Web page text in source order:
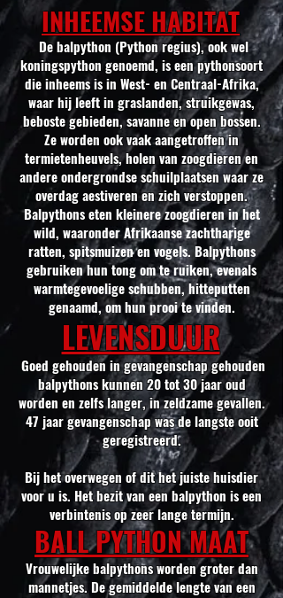
INHEEMSE HABITAT
De balpython (Python regius), ook wel
koningspython genoemd, is een pythonsoort
die inheems is in West- en Centraal-Afrika,
waar hij leeft in graslanden, struikgewas,
beboste gebieden, savanne en open bossen.
Ze worden ook vaak aangetroffen in
termietenheuvels, holen van zoogdieren en
andere ondergrondse schuilplaatsen waar ze
overdag aestiveren en zich verstoppen.
Balpythons eten kleinere zoogdieren in het
wild, waaronder Afrikaanse zachtharige
ratten, spitsmuizen en vogels. Balpythons
gebruiken hun tong om te ruiken, evenals
warmtegevoelige schubben, hitteputten
genaamd, om hun prooi te vinden.
LEVENSDUUR
Goed gehouden in gevangenschap gehouden
balpythons kunnen 20 tot 30 jaar oud
worden en zelfs langer, in zeldzame gevallen.
47 jaar gevangenschap was de langste ooit
geregistreerd.
Bij het overwegen of dit het juiste huisdier
voor u is. Het bezit van een balpython is een
verbintenis op zeer lange termijn.
BALL PYTHON MAAT
Vrouwelijke balpythons worden groter dan
mannetjes. De gemiddelde lengte van een